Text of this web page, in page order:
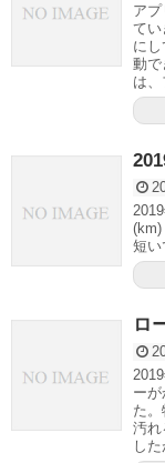
ア
てい
に
動で
は、
(km)
短い
ロ
ー
た
汚れ
し